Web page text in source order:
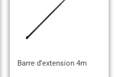
Barre d’extension 4m